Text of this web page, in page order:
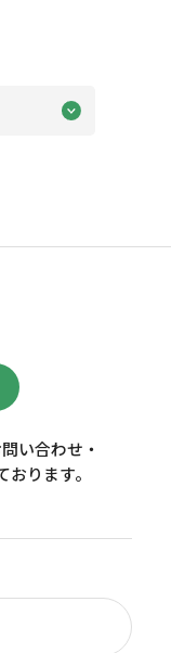
い合わせ・
ります。